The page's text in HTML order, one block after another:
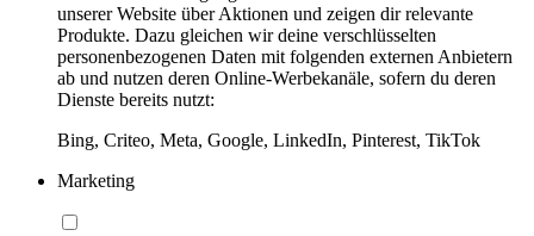
unserer Website über Aktionen und zeigen dir relevante
Produkte. Dazu gleichen wir deine verschlüsselten
personenbezogenen Daten mit folgenden externen Anbietern
ab und nutzen deren Online-Werbekanäle, sofern du deren
Dienste bereits nutzt:
Bing, Criteo, Meta, Google, LinkedIn, Pinterest, TikTok
Marketing